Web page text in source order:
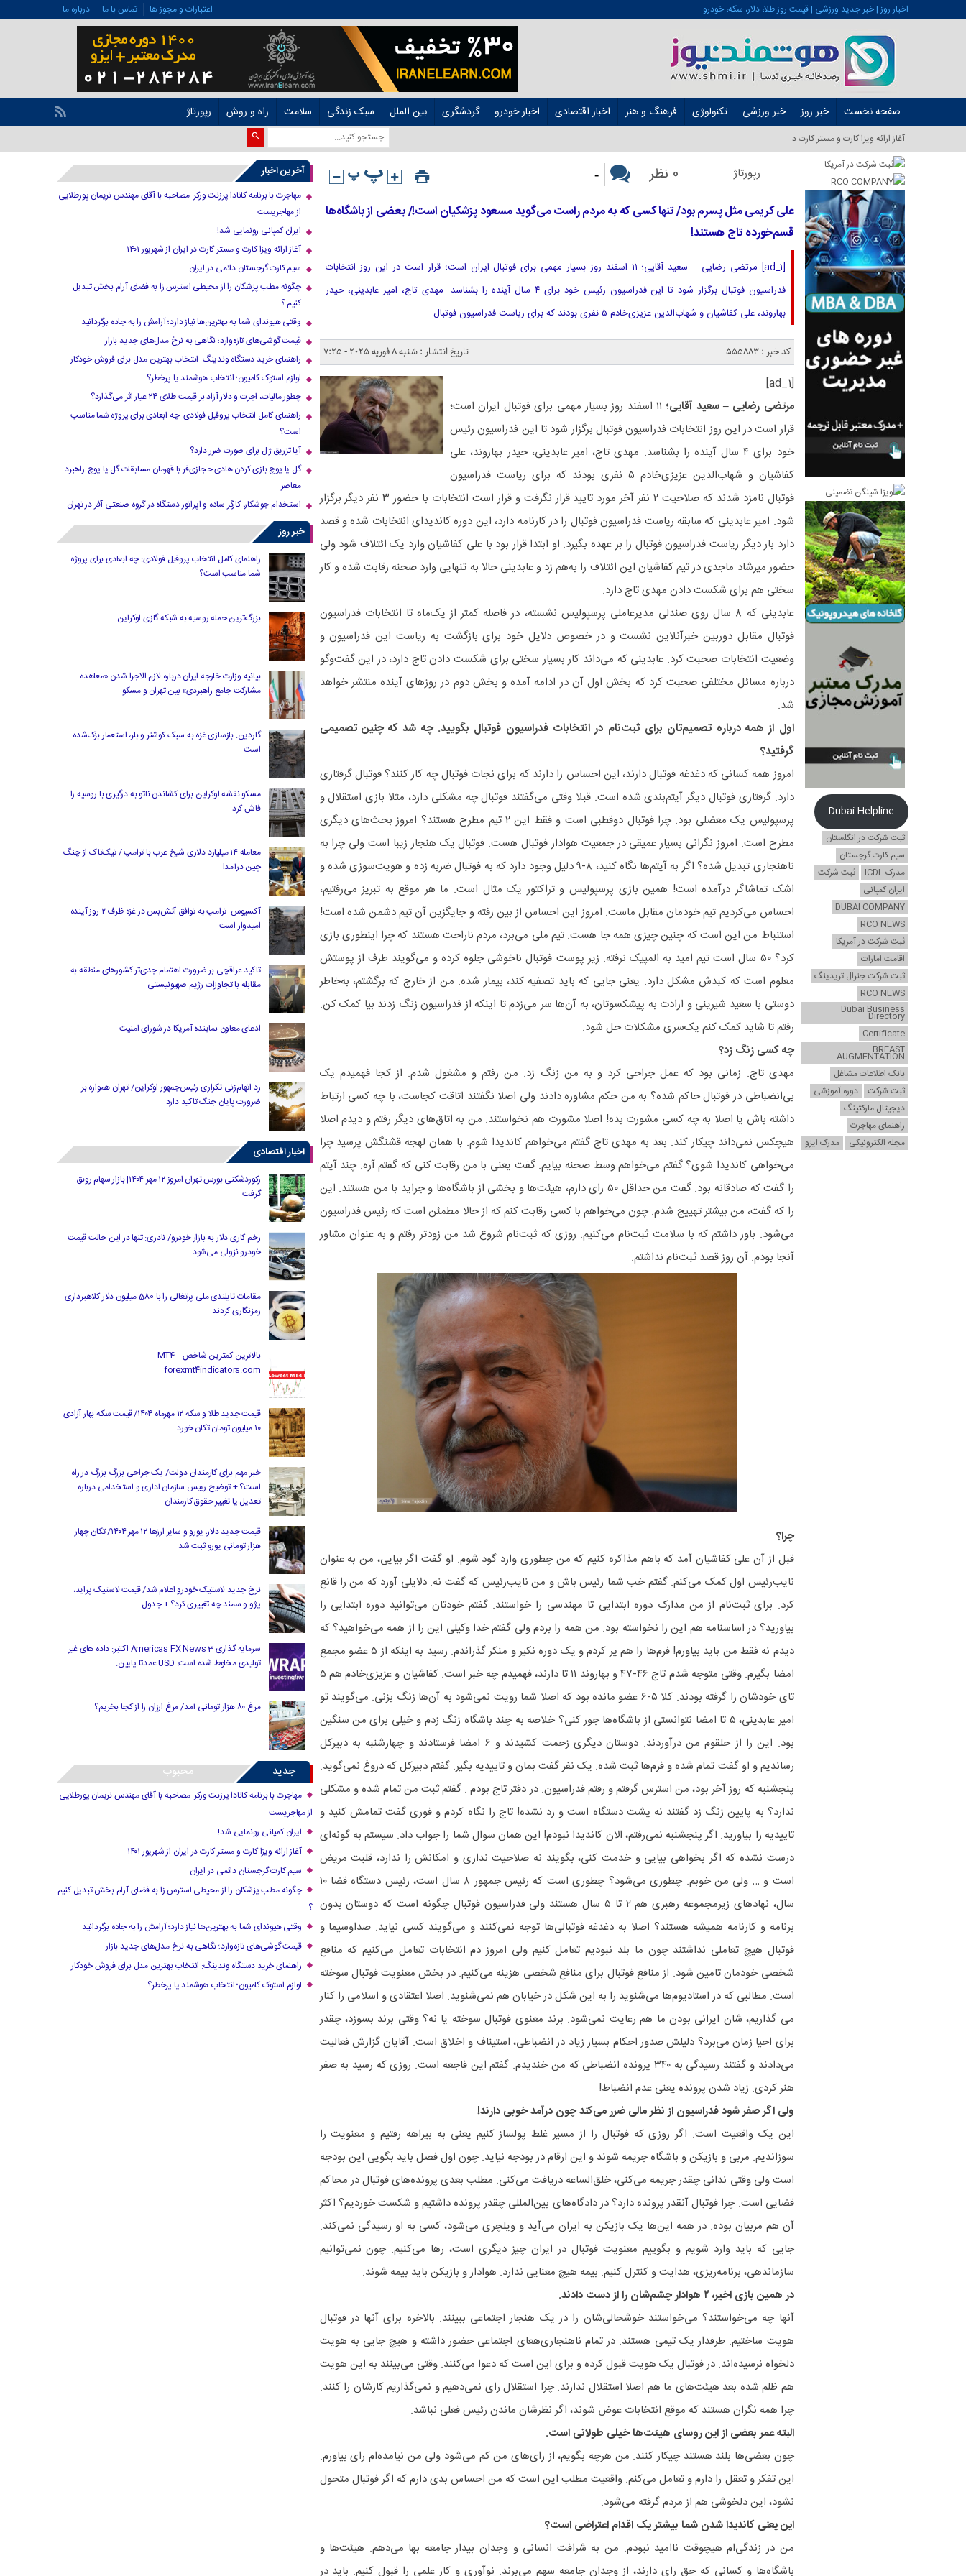
اخبار روز | خبر جدید ورزشی | قیمت روز طلا، دلار، سکه، خودرو اعتبارات و مجوز ها تماس با ما درباره ما
صفحه نخست خبر روز خبر ورزشی تکنولوژی فرهنگ و هنر اخبار اقتصادی اخبار خودرو گردشگری بین الملل سبک زندگی سلامت راه و روش رپورتاژ
آغاز ارائه ویزا کارت و مستر کارت در ایران از شهریور ۱_
رپورتاژ 0 نظر -
علی کریمی مثل پسرم بود/ تنها کسی که به مردم راست می‌گوید مسعود پزشکیان است!/ بعضی از باشگاه‌ها
قسم‌خورده تاج هستند!
[ad_1] مرتضی رضایی – سعید آقایی؛ ۱۱ اسفند روز بسیار مهمی برای فوتبال ایران است؛ قرار است در این روز انتخابات
فدراسیون فوتبال برگزار شود تا این فدراسیون رئیس خود برای ۴ سال آینده را بشناسد. مهدی تاج، امیر عابدینی، حیدر
بهاروند، علی کفاشیان و شهاب‌الدین عزیزی‌خادم ۵ نفری بودند که برای ریاست فدراسیون فوتبال
کد خبر : 555883 تاریخ انتشار : شنبه 8 فوریه 2025 - 7:25
[ad_1]
مرتضی رضایی – سعید آقایی؛
۱۱ اسفند روز بسیار مهمی برای فوتبال ایران است؛
قرار است در این روز انتخابات فدراسیون فوتبال برگزار شود تا این فدراسیون رئیس
خود برای ۴ سال آینده را بشناسد. مهدی تاج، امیر عابدینی، حیدر بهاروند، علی
کفاشیان و شهاب‌الدین عزیزی‌خادم ۵ نفری بودند که برای ریاست فدراسیون
فوتبال نامزد شدند که صلاحیت ۲ نفر آخر مورد تایید قرار نگرفت و قرار است انتخابات با حضور ۳ نفر دیگر برگزار
شود. امیر عابدینی که سابقه ریاست فدراسیون فوتبال را در کارنامه دارد، این دوره کاندیدای انتخابات شده و قصد
دارد بار دیگر ریاست فدراسیون فوتبال را بر عهده بگیرد. او ابتدا قرار بود با علی کفاشیان وارد یک ائتلاف شود ولی
حضور میرشاد ماجدی در تیم کفاشیان این ائتلاف را به‌هم زد و عابدینی حالا به تنهایی وارد صحنه رقابت شده و کار
سختی هم برای شکست دادن مهدی تاج دارد.
عابدینی که ۸ سال روی صندلی مدیرعاملی پرسپولیس نشسته، در فاصله کمتر از یک‌ماه تا انتخابات فدراسیون
فوتبال مقابل دوربین خبرآنلاین نشست و در خصوص دلایل خود برای بازگشت به ریاست این فدراسیون و
وضعیت انتخابات صحبت کرد. عابدینی که می‌داند کار بسیار سختی برای شکست دادن تاج دارد، در این گفت‌وگو
درباره مسائل مختلفی صحبت کرد که بخش اول آن در ادامه آمده و بخش دوم در روزهای آینده منتشر خواهد
شد.
اول از همه درباره تصمیم‌تان برای ثبت‌نام در انتخابات فدراسیون فوتبال بگویید. چه شد که چنین تصمیمی
گرفتید؟
امروز همه کسانی که دغدغه فوتبال دارند، این احساس را دارند که برای نجات فوتبال چه کار کنند؟ فوتبال گرفتاری
دارد. گرفتاری فوتبال دیگر آیتم‌بندی شده است. قبلا وقتی می‌گفتند فوتبال چه مشکلی دارد، مثلا بازی استقلال و
پرسپولیس یک معضلی بود. چرا فوتبال دوقطبی است و فقط این ۲ تیم مطرح هستند؟ امروز بحث‌های دیگری
مطرح است. امروز نگرانی بسیار عمیقی در جمعیت هوادار فوتبال هست. فوتبال یک هنجار زیبا است ولی چرا به
ناهنجاری تبدیل شده؟ اگر به آیتم‌ها نگاه کنید، ۸-۹ دلیل وجود دارد که به فوتبال ضربه زده و هویت‌سوزی شده و
اشک تماشاگر درآمده است! همین بازی پرسپولیس و تراکتور یک مثال است. ما هر موقع به تبریز می‌رفتیم،
احساس می‌کردیم تیم خودمان مقابل ماست. امروز این احساس از بین رفته و جایگزین آن تیم دشمن شده است!
استنباط من این است که چنین چیزی همه جا هست. تیم ملی می‌برد، مردم ناراحت هستند که چرا اینطوری بازی
کرد؟ ۵۰ سال است تیم امید به المپیک نرفته. زیر پوست فوتبال ناخوشی جلوه کرده و می‌گویند طرف از پوستش
معلوم است که کبدش مشکل دارد. یعنی جایی که باید تصفیه کند، بیمار شده. من از خارج که برگشتم، به‌خاطر
دوستی با سعید شیرینی و ارادت به پیشکسوتان، به آن‌ها سر می‌زدم تا اینکه از فدراسیون زنگ زدند بیا کمک کن.
رفتم تا شاید کمک کنم یک‌سری مشکلات حل شود.
چه کسی زنگ زد؟
مهدی تاج. زمانی بود که عمل جراحی کرد و به من زنگ زد. من رفتم و مشغول شدم. از کجا فهمیدم یک
بی‌انضباطی در فوتبال حاکم شده؟ به من حکم مشاوره دادند ولی اصلا نگفتند اتاقت کجاست، با چه کسی ارتباط
داشته باش یا اصلا به چه کسی مشورت بده! اصلا مشورت هم نخواستند. من به اتاق‌های دیگر رفتم و دیدم اصلا
هیچکس نمی‌داند چیکار کند. بعد به مهدی تاج گفتم می‌خواهم کاندیدا شوم. با همان لهجه قشنگش پرسید چرا
می‌خواهی کاندیدا شوی؟ گفتم می‌خواهم وسط صحنه بیایم. گفت یعنی با من رقابت کنی که گفتم آره. چند آیتم
را گفت که صادقانه بود. گفت من حداقل ۵۰ رای دارم، هیئت‌ها و بخشی از باشگاه‌ها و جراید با من هستند. این
را که گفت، من بیشتر تهییج شدم. چون می‌خواهم با کسی رقابت کنم که از حالا مطمئن است که رئیس فدراسیون
می‌شود. باور داشتم که با سلامت ثبت‌نام می‌کنیم. روزی که ثبت‌نام شروع شد من زودتر رفتم و به عنوان مشاور
آنجا بودم. آن روز قصد ثبت‌نام نداشتم.
چرا؟
قبل از آن علی کفاشیان آمد که باهم مذاکره کنیم که من چطوری وارد گود شوم. او گفت اگر بیایی، من به عنوان
نایب‌رئیس اول کمک می‌کنم. گفتم خب شما رئیس باش و من نایب‌رئیس که گفت نه. دلایلی آورد که من را قانع
کرد. برای ثبت‌نام از من مدارک دوره ابتدایی تا مهندسی را خواستند. گفتم خودتان می‌توانید دوره ابتدایی را
بیاورید؟ در اساسنامه هم این را نخواسته بود. من همه را بردم ولی گفتم خدا وکیلی این را از همه می‌خواهید؟ که
دیدم نه فقط من باید بیاورم! فرم‌ها را هم پر کردم و یک دوره نکیر و منکر گذراندم. رسید به اینکه از ۵ عضو مجمع
امضا بگیرم. وقتی متوجه شدم تاج ۴۶-۴۷ و بهاروند ۱۱ تا دارند، فهمیدم چه خبر است. کفاشیان و عزیزی‌خادم هم ۵
تای خودشان را گرفته بودند. کلا ۵-۶ عضو مانده بود که اصلا شما رویت نمی‌شود به آن‌ها زنگ بزنی. می‌گویند تو
امیر عابدینی، ۵ تا امضا نتوانستی از باشگاه‌ها جور کنی؟ خلاصه به چند باشگاه زنگ زدم و خیلی برای من سنگین
بود. این را از حلقوم من درآوردند. دوستان دیگری زحمت کشیدند و ۶ امضا فرستادند و چهارشنبه به دبیرکل
رساندیم و او گفت تمام شده و فرم‌ها ثبت شده. یک نفر گفت بمان و تاییدیه بگیر. گفتم دبیرکل که دروغ نمی‌گوید.
پنجشنبه که روز آخر بود، من استرس گرفتم و رفتم فدراسیون. در دفتر تاج بودم . گفتم ثبت من تمام شده و مشکلی
ندارد؟ به پایین زنگ زد گفتند نه پشت دستگاه است و رد نشده! تاج را نگاه کردم و فوری گفت تمامش کنید و
تاییدیه را بیاورید. اگر پنجشنبه نمی‌رفتم، الان کاندیدا نبودم! این همان سوال شما را جواب داد. سیستم به گونه‌ای
درست نشده که اگر بخواهی بیایی و خدمت کنی، بگویند نه صلاحیت نداری و امکانش را ندارد، قلبت مریض
است و … ولی من خوبم. چطوری می‌شود؟ چطوری است که رئیس جمهور ۸ سال است، رئیس دستگاه قضا ۱۰
سال، نهادهای زیرمجموعه رهبری هم ۲ تا ۵ سال هستند ولی فدراسیون فوتبال چگونه است که دوستان بدون
برنامه و کارنامه همیشه هستند؟ اصلا به دغدغه فوتبالی‌ها توجه نمی‌کنند و می‌گویند کسی نیاید. صداوسیما و
فوتبال هیچ تعاملی نداشتند چون ما بلد نبودیم تعامل کنیم ولی امروز دم انتخابات تعامل می‌کنیم که منافع
شخصی خودمان تامین شود. از منافع فوتبال برای منافع شخصی هزینه می‌کنیم. در بخش معنویت فوتبال سوخته
است. مطالبی که در استادیوم‌ها می‌شنوید را به این شکل در خیابان هم نمی‌شنوید. اصلا اعتقادی و اسلامی را کنار
می گذاریم، شان ایرانی بودن ما هم رعایت نمی‌شود. برند معنوی فوتبال سوخته یا نه؟ وقتی برند بسوزد، چقدر
برای احیا زمان می‌برد؟ دلیلش صدور احکام بسیار زیاد در انضباطی، استیناف و اخلاق است. آقایان گزارش فعالیت
می‌دادند و گفتند رسیدگی به ۳۴۰ پرونده انضباطی که من خندیدم. گفتم این فاجعه است. روزی که رسید به صفر
هنر کردی. زیاد شدن پرونده یعنی عدم انضباط!
ولی اگر صفر شود فدراسیون از نظر مالی ضرر می‌کند چون درآمد خوبی دارند!
این یک واقعیت است. اگر روزی که فوتبال را از مسیر غلط پولساز کنیم یعنی به بیراهه رفتیم و معنویت را
سوزاندیم. مربی و بازیکن و باشگاه جریمه شوند و این ارقام در بودجه نیاید. چون اول فصل باید بگویی این بودجه
است ولی وقتی ندانی چقدر جریمه می‌کنی، خلق‌الساعه دریافت می‌کنی. مطلب بعدی پرونده‌های فوتبال در محاکم
قضایی است. چرا فوتبال آنقدر پرونده دارد؟ در دادگاه‌های بین‌المللی چقدر پرونده داشتیم و شکست خوردیم؟ اکثر
آن هم مربیان بوده. در همه این‌ها یک بازیکن به ایران می‌آید و ویلچری می‌شود، کسی به او رسیدگی نمی‌کند.
جایی که باید وارد شویم و بگوییم معنویت فوتبال در ایران چیز دیگری است، رها می‌کنیم. چون نمی‌توانیم
سازماندهی، برنامه‌ریزی، هدایت و کنترل کنیم. بیمه هیچ معنایی ندارد. هوادار و بازیکن باید بیمه شوند.
در همین بازی اخیر، ۲ هوادار چشم‌شان را از دست دادند.
آنها چه می‌خواستند؟ می‌خواستند خوشحالی‌شان را در یک هنجار اجتماعی ببینند. بالاخره برای آنها در فوتبال
هویت ساختیم. طرفدار یک تیمی هستند. در تمام ناهنجاری‌هعای اجتماعی حضور داشته و هیچ جایی به هویت
دلخواه نرسیده‌اند. در فوتبال یک هویت قبول کرده و برای این است که دعوا می‌کنند. وقتی می‌بینند به این هویت
هم ظلم شده بعد هیئت‌های ما هم اصلا استقلال ندارند. چرا استقلال رای نمی‌دهیم و نمی‌گذاریم کارشان را کنند.
چرا همه نگران هستند که موقع انتخابات عوض شوند، اگر نظرشان ماندن رئیس فعلی نباشد.
البته عمر بعضی از این روسای هیئت‌ها خیلی طولانی است.
چون بعضی‌ها بلند هستند چیکار کنند. من هرچه بگویم، از رای‌های من کم می‌شود ولی من نیامده‌ام رای بیاورم.
این تفکر و تعقل را دارم و تعامل می‌کنم. واقعیت مطلب این است که من احساس بدی دارم که اگر فوتبال متحول
نشود، این دلخوشی هم از مردم گرفته می‌شود.
این یعنی کاندیدا شدن شما بیشتر یک اقدام اعتراضی است؟
من در زندگی‌ام هیچوقت ناامید نبودم. من به شرافت انسانی و وجدان بیدار جامعه بها می‌دهم. هیئت‌ها و
باشگاه‌ها و کسانی که حق رای دارند، از وجدان جامعه سهم می‌برند. نوآوری و کار علمی را قبول کنیم. باید در
Dubai Helpline
ثبت شرکت در انگلستان
سیم کارت گرجستان
مدرک ICDL
ثبت شرکت
ایران کمپانی
DUBAI COMPANY
RCO NEWS
ثبت شرکت در آمریکا
اقامت امارات
ثبت شرکت جنرال تریدینگ
RCO NEWS
Dubai Business
Directory
Certificate
BREAST
AUGMENTATION
بانک اطلاعات مشاغل
ثبت شرکت
دوره آموزشی
دیجیتال مارکتینگ
راهنمای مهاجرت
مجله الکترونیکی
مدرک ایزو
آخرین اخبار
مهاجرت با برنامه کانادا پرزنت ورکر: مصاحبه با آقای مهندس نریمان پورطلایی
از مهاجریست
ایران کمپانی رونمایی شد!
آغاز ارائه ویزا کارت و مستر کارت در ایران از شهریور ۱۴۰۱
سیم کارت گرجستان دائمی در ایران
چگونه مطب پزشکان را از محیطی استرس زا به فضای آرام بخش تبدیل
کنیم ؟
وقتی هیوندای شما به بهترین‌ها نیاز دارد؛ آرامش را به جاده برگردانید
قیمت گوشی‌های تازه‌وارد؛ نگاهی به نرخ مدل‌های جدید بازار
راهنمای خرید دستگاه وندینگ: انتخاب بهترین مدل برای فروش خودکار
لوازم استوک کامیون؛ انتخاب هوشمند یا پرخطر؟
چطور مالیات، اجرت و دلار آزاد بر قیمت طلای ۲۴ عیار اثر می‌گذارد؟
راهنمای کامل انتخاب پروفیل فولادی: چه ابعادی برای پروژه شما مناسب
است؟
آیا تزریق ژل برای صورت ضرر دارد​؟
گل یا پوچ بازی کردن هادی حجازی‌فر با قهرمان مسابقات گل یا پوچ-راهبرد
معاصر
استخدام جوشکار، کارگر ساده و اپراتور دستگاه در گروه صنعتی آفر در تهران
خبر روز
راهنمای کامل انتخاب پروفیل فولادی: چه ابعادی برای پروژه
شما مناسب است؟
بزرگ‌ترین حمله روسیه به شبکه گازی اوکراین
بیانیه وزارت خارجه ایران درباره لازم‌ الاجرا شدن «معاهده
مشارکت جامع راهبردی» بین تهران و مسکو
گاردین: بازسازی غزه به سبک کوشنر و بلر، استعمار بزک‌شده
است
مسکو نقشه اوکراین برای کشاندن ناتو به درگیری با روسیه را
فاش کرد
معامله ۱۴ میلیارد دلاری شیخ عرب با ترامپ / تیک‌تاک از چنگ
چین درآمد!
آکسیوس: ترامپ به توافق آتش‌بس در غزه ظرف ۲ روز آینده
امیدوار است
تاکید عراقچی بر ضرورت اهتمام جدی‌تر کشورهای منطقه به
مقابله با تجاوزات رژیم صهیونیستی
ادعای معاون نماینده آمریکا در شورای امنیت
رد اتهام‌زنی تکراری رئیس‌جمهور اوکراین/ تهران همواره بر
ضرورت پایان جنگ تاکید دارد
اخبار اقتصادی
رکوردشکنی بورس تهران امروز ۱۲ مهر ۱۴۰۴| بازار سهام رونق
گرفت
زخم کاری دلار به بازار خودرو/ نادری: تنها در این حالت قیمت
خودرو نزولی می‌شود
مقامات تایلندی ملی پرتغالی را با 580 میلیون دلار کلاهبرداری
رمزنگاری کردند
بالاترین کمترین شاخص MT4 –
forexmt4indicators.com
قیمت جدید طلا و سکه ۱۲ مهرماه ۱۴۰۴/ قیمت سکه بهار آزادی
۱۰ میلیون تومان تکان خورد
خبر مهم برای کارمندان دولت/ یک جراحی بزرگ بزرگ در راه
است؟ + توضیح رییس سازمان اداری و استخدامی درباره
تعدیل یا تغییر حقوق کارمندان
قیمت جدید دلار، یورو و سایر ارزها ۱۲ مهر ۱۴۰۴/ تکان چهار
هزار تومانی یورو ثبت شد
نرخ جدید لاستیک خودرو اعلام شد/ قیمت لاستیک پراید،
پژو و سمند چه تغییری کرد؟ + جدول
سرمایه گذاری Americas FX News 3 اکتبر: داده های غیر
تولیدی مخلوط شده است. USD عمدتا پایین.
مرغ ۸۰ هزار تومانی آمد/ مرغ ارزان را از کجا بخریم؟
جدید محبوب
مهاجرت با برنامه کانادا پرزنت ورکر: مصاحبه با آقای مهندس نریمان پورطلایی
از مهاجریست
ایران کمپانی رونمایی شد!
آغاز ارائه ویزا کارت و مستر کارت در ایران از شهریور ۱۴۰۱
سیم کارت گرجستان دائمی در ایران
چگونه مطب پزشکان را از محیطی استرس زا به فضای آرام بخش تبدیل کنیم
؟
وقتی هیوندای شما به بهترین‌ها نیاز دارد؛ آرامش را به جاده برگردانید
قیمت گوشی‌های تازه‌وارد؛ نگاهی به نرخ مدل‌های جدید بازار
راهنمای خرید دستگاه وندینگ: انتخاب بهترین مدل برای فروش خودکار
لوازم استوک کامیون؛ انتخاب هوشمند یا پرخطر؟